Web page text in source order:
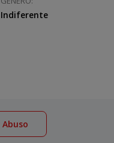
Indiferente